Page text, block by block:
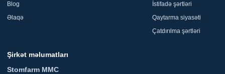
Blog
Əlaqə
İstifadə şərtləri
Qaytarma siyasəti
Çatdırılma şərtləri
Şirkət məlumatları
Stomfarm MMC